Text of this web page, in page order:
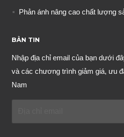
Phản ánh nâng cao chất lượng
BẢN TIN
Nhập địa chỉ email của bạn dưới
và các chương trình giảm giá, ưu
Nam